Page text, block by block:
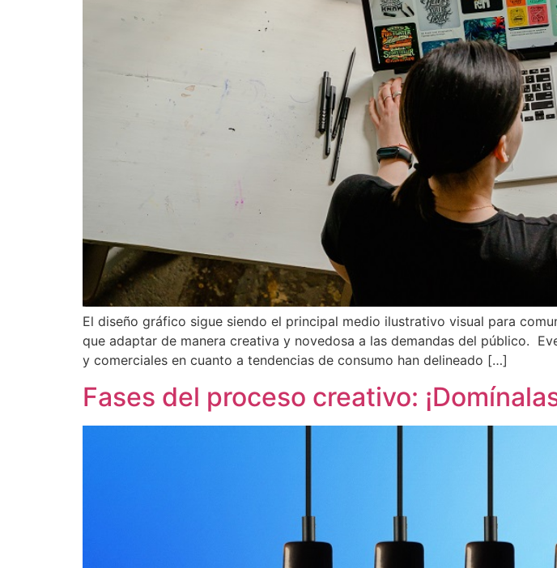
El diseño gráfico sigue siendo el principal medio ilustrativo visual para
que adaptar de manera creativa y novedosa a las demandas del público.
y comerciales en cuanto a tendencias de consumo han delineado […]
Fases del proceso creativo: